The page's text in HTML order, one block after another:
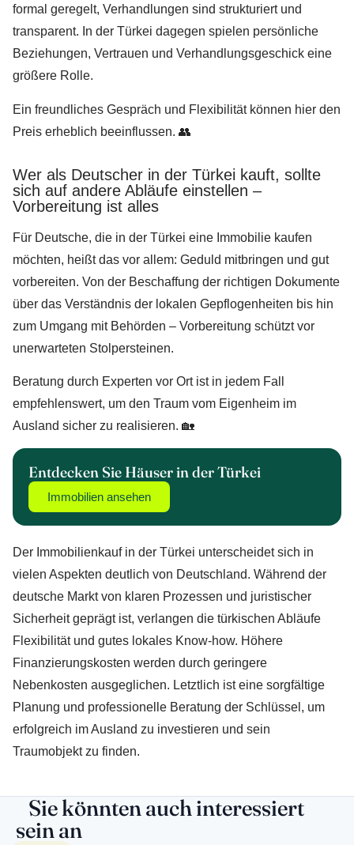
formal geregelt, Verhandlungen sind strukturiert und
transparent. In der Türkei dagegen spielen persönliche
Beziehungen, Vertrauen und Verhandlungsgeschick eine
größere Rolle.
Ein freundliches Gespräch und Flexibilität können hier den
Preis erheblich beeinflussen. 👥
Wer als Deutscher in der Türkei kauft, sollte
sich auf andere Abläufe einstellen –
Vorbereitung ist alles
Für Deutsche, die in der Türkei eine Immobilie kaufen
möchten, heißt das vor allem: Geduld mitbringen und gut
vorbereiten. Von der Beschaffung der richtigen Dokumente
über das Verständnis der lokalen Gepflogenheiten bis hin
zum Umgang mit Behörden – Vorbereitung schützt vor
unerwarteten Stolpersteinen.
Beratung durch Experten vor Ort ist in jedem Fall
empfehlenswert, um den Traum vom Eigenheim im
Ausland sicher zu realisieren. 🏡
Entdecken Sie Häuser in der Türkei
Immobilien ansehen
Der Immobilienkauf in der Türkei unterscheidet sich in
vielen Aspekten deutlich von Deutschland. Während der
deutsche Markt von klaren Prozessen und juristischer
Sicherheit geprägt ist, verlangen die türkischen Abläufe
Flexibilität und gutes lokales Know-how. Höhere
Finanzierungskosten werden durch geringere
Nebenkosten ausgeglichen. Letztlich ist eine sorgfältige
Planung und professionelle Beratung der Schlüssel, um
erfolgreich im Ausland zu investieren und sein
Traumobjekt zu finden.
Sie könnten auch interessiert
sein an